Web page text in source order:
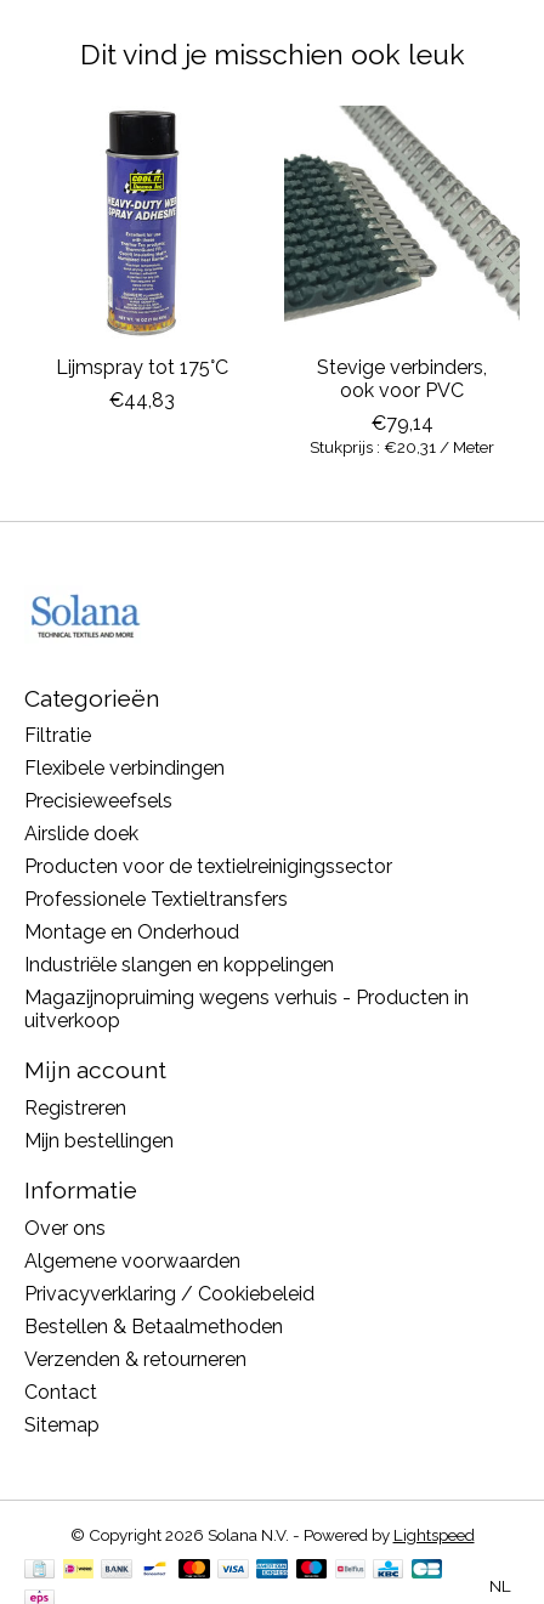
Dit vind je misschien ook leuk
Items van productcarrousel
Lijmspray tot 175°C
€44,83
Stevige verbinders,
ook voor PVC
€79,14
Stukprijs : €20,31 / Meter
Categorieën
Filtratie
Flexibele verbindingen
Precisieweefsels
Airslide doek
Producten voor de textielreinigingssector
Professionele Textieltransfers
Montage en Onderhoud
Industriële slangen en koppelingen
Magazijnopruiming wegens verhuis - Producten in
uitverkoop
Mijn account
Registreren
Mijn bestellingen
Informatie
Over ons
Algemene voorwaarden
Privacyverklaring / Cookiebeleid
Bestellen & Betaalmethoden
Verzenden & retourneren
Contact
Sitemap
© Copyright 2026 Solana N.V. - Powered by Lightspeed
NL